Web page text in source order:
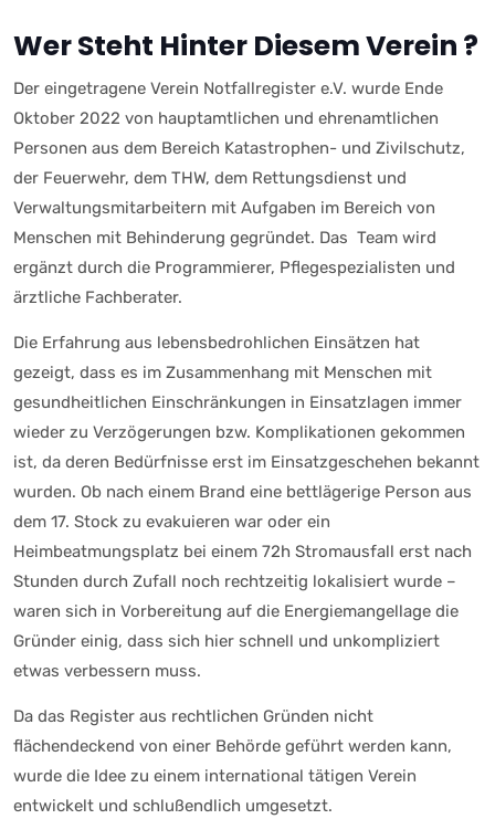
Wer Steht Hinter Diesem Verein ?
Der eingetragene Verein Notfallregister e.V. wurde Ende
Oktober 2022 von hauptamtlichen und ehrenamtlichen
Personen aus dem Bereich Katastrophen- und Zivilschutz,
der Feuerwehr, dem THW, dem Rettungsdienst und
Verwaltungsmitarbeitern mit Aufgaben im Bereich von
Menschen mit Behinderung gegründet. Das Team wird
ergänzt durch die Programmierer, Pflegespezialisten und
ärztliche Fachberater.
Die Erfahrung aus lebensbedrohlichen Einsätzen hat
gezeigt, dass es im Zusammenhang mit Menschen mit
gesundheitlichen Einschränkungen in Einsatzlagen immer
wieder zu Verzögerungen bzw. Komplikationen gekommen
ist, da deren Bedürfnisse erst im Einsatzgeschehen bekannt
wurden. Ob nach einem Brand eine bettlägerige Person aus
dem 17. Stock zu evakuieren war oder ein
Heimbeatmungsplatz bei einem 72h Stromausfall erst nach
Stunden durch Zufall noch rechtzeitig lokalisiert wurde –
waren sich in Vorbereitung auf die Energiemangellage die
Gründer einig, dass sich hier schnell und unkompliziert
etwas verbessern muss.
Da das Register aus rechtlichen Gründen nicht
flächendeckend von einer Behörde geführt werden kann,
wurde die Idee zu einem international tätigen Verein
entwickelt und schlußendlich umgesetzt.